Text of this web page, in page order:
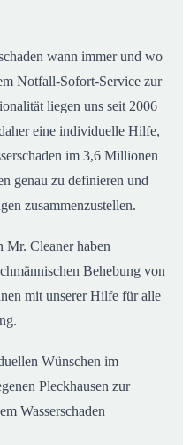
wann immer und wo
Notfall-Sofort-Service zur
liegen uns seit 2006
eine individuelle Hilfe,
im 3,6 Millionen
genau zu definieren und
zusammenzustellen.
Mr. Cleaner haben
Behebung von
mit unserer Hilfe für alle
Wünschen im
Pleckhausen zur
Wasserschaden